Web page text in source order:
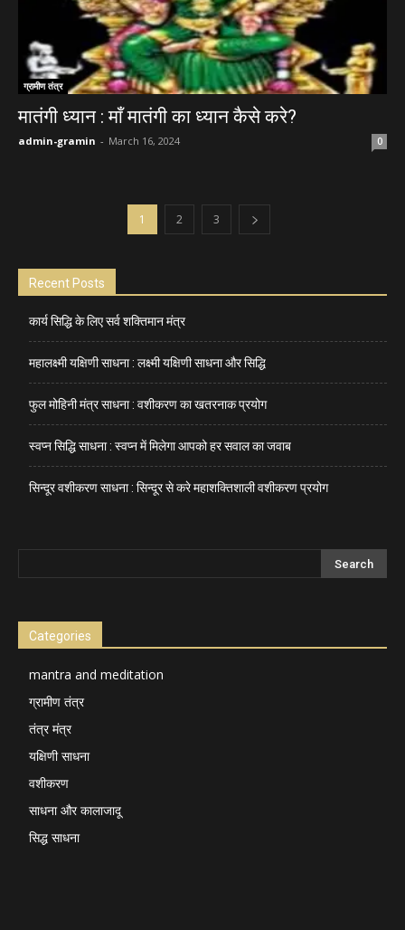
ग्रामीण तंत्र
मातंगी ध्यान : माँ मातंगी का ध्यान कैसे करे?
admin-gramin - March 16, 2024 0
1 2 3
Recent Posts
कार्य सिद्धि के लिए सर्व शक्तिमान मंत्र
महालक्ष्मी यक्षिणी साधना : लक्ष्मी यक्षिणी साधना और सिद्धि
फुल मोहिनी मंत्र साधना : वशीकरण का खतरनाक प्रयोग
स्वप्न सिद्धि साधना : स्वप्न में मिलेगा आपको हर सवाल का जवाब
सिन्दूर वशीकरण साधना : सिन्दूर से करे महाशक्तिशाली वशीकरण प्रयोग
Categories
mantra and meditation
ग्रामीण तंत्र
तंत्र मंत्र
यक्षिणी साधना
वशीकरण
साधना और कालाजादू
सिद्ध साधना